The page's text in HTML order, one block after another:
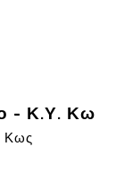
- Κ.Υ. Κω
Κως